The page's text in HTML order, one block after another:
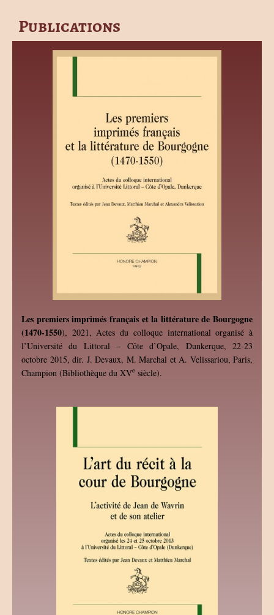
Publications
Les premiers imprimés français et la littérature de Bourgogne
(1470-1550), 2021, Actes du colloque international organisé à
l’Université du Littoral – Côte d’Opale, Dunkerque, 22-23
octobre 2015, dir. J. Devaux, M. Marchal et A. Velissariou, Paris,
Champion (Bibliothèque du XVe siècle).